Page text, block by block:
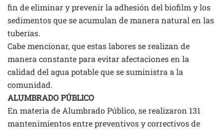
fin de eliminar y prevenir la adhesión del biofilm y los
sedimentos que se acumulan de manera natural en las
tuberías.
Cabe mencionar, que estas labores se realizan de
manera constante para evitar afectaciones en la
calidad del agua potable que se suministra a la
comunidad.
ALUMBRADO PÚBLICO
En materia de Alumbrado Público, se realizaron 131
mantenimientos entre preventivos y correctivos de